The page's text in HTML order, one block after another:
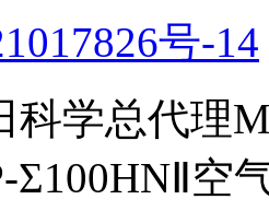
号-14
科学总代理
Σ100HNⅡ空